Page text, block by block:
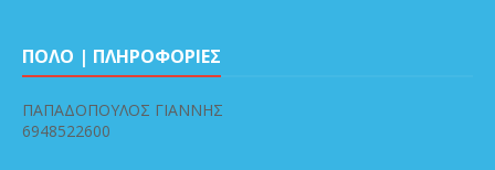
ΠΟΛΟ | ΠΛΗΡΟΦΟΡΙΕΣ
ΠΑΠΑΔΟΠΟΥΛΟΣ ΓΙΑΝΝΗΣ
6948522600